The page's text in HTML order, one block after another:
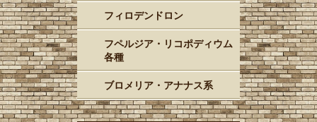
フィロデンドロン
フペルジア・リコポディウム
各種
ブロメリア・アナナス系